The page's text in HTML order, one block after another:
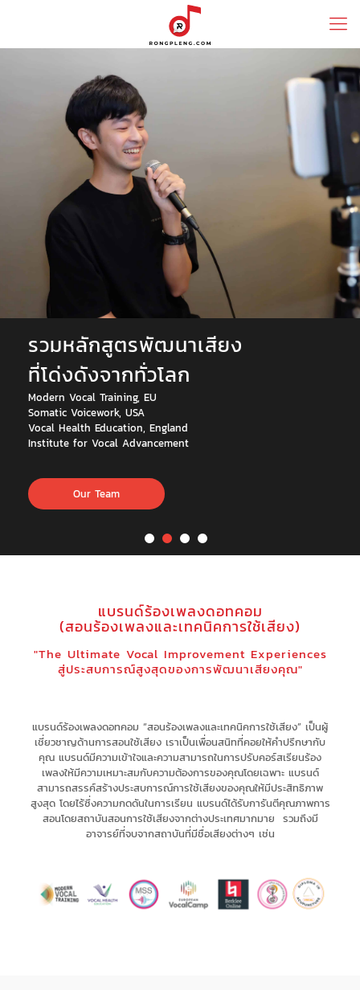
รวมหลักสูตรพัฒนาเสียง
ที่โด่งดังจากทั่วโลก
Modern Vocal Training, EU
Somatic Voicework, USA
Vocal Health Education, England
Institute for Vocal Advancement
Our Team
แบรนด์ร้องเพลงดอทคอม
(สอนร้องเพลงและเทคนิคการใช้เสียง)
"The Ultimate Vocal Improvement Experiences
สู่ประสบการณ์สูงสุดของการพัฒนาเสียงคุณ"
แบรนด์ร้องเพลงดอทคอม “สอนร้องเพลงและเทคนิคการใช้เสียง” เป็นผู้
เชี่ยวชาญด้านการสอนใช้เสียง เราเป็นเพื่อนสนิทที่คอยให้คำปรึกษากับ
คุณ แบรนด์มีความเข้าใจและความสามารถในการปรับคอร์สเรียนร้อง
เพลงให้มีความเหมาะสมกับความต้องการของคุณโดยเฉพาะ แบรนด์
สามารถสรรค์สร้างประสบการณ์การใช้เสียงของคุณให้มีประสิทธิภาพ
สูงสุด โดยไร้ซึ่งความกดดันในการเรียน แบรนด์ได้รับการันตีคุณภาพการ
สอนโดยสถาบันสอนการใช้เสียงจากต่างประเทศมากมาย รวมถึงมี
อาจารย์ที่จบจากสถาบันที่มีชื่อเสียงต่างๆ เช่น